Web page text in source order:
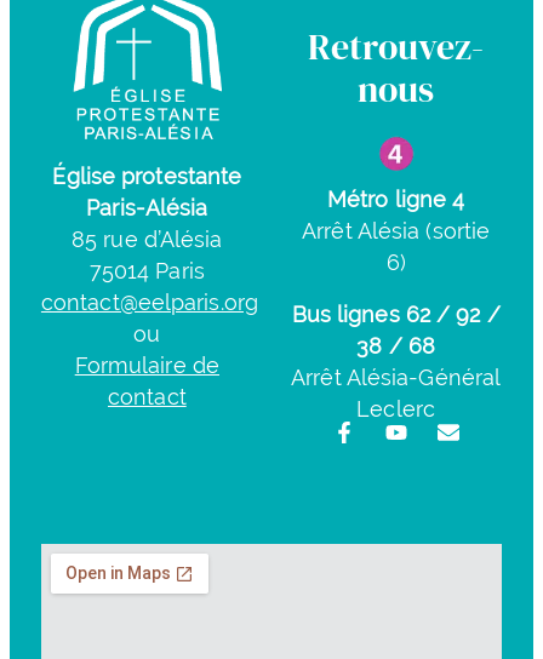
Église protestante
Paris-Alésia
85 rue d’Alésia
75014 Paris
contact@eelparis.org
ou
Formulaire de
contact
Retrouvez-
nous
Métro ligne 4
Arrêt Alésia (sortie
6)
Bus lignes 62 / 92 /
38 / 68
Arrêt Alésia-Général
Leclerc